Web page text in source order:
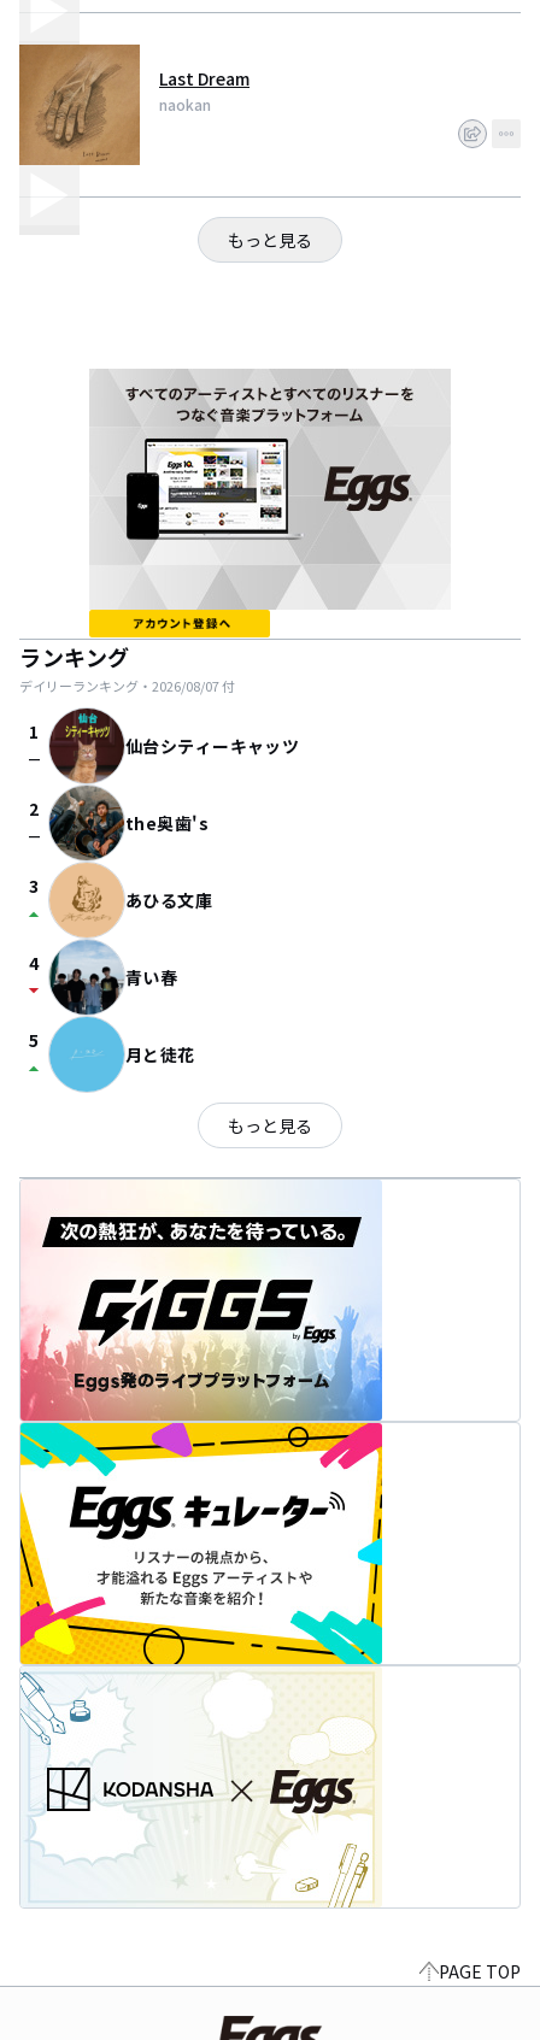
Last Dream
naokan
もっと見る
ランキング
デイリーランキング・ 2026/08/07付
1
check_indeterminate_small 仙台シティーキャッツ
2
check_indeterminate_small the奥歯's
3
arrow_drop_up あひる文庫
4
arrow_drop_down 青い春
5
arrow_drop_up 月と徒花
もっと見る
PAGE TOP